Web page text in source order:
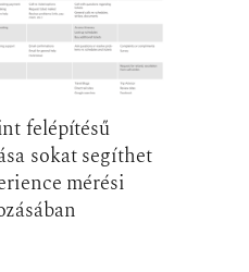
felépítésű
sokat segíthet
mérési